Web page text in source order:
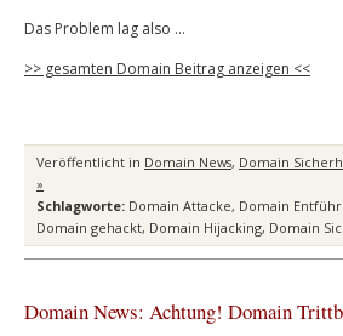
Das Problem lag also …
>> gesamten Domain Beitrag anzeigen <<
Veröffentlicht in Domain News, Domain
»
Schlagworte: Domain Attacke, Domain
Domain gehackt, Domain Hijacking, Domain
Domain News: Achtung! Domain